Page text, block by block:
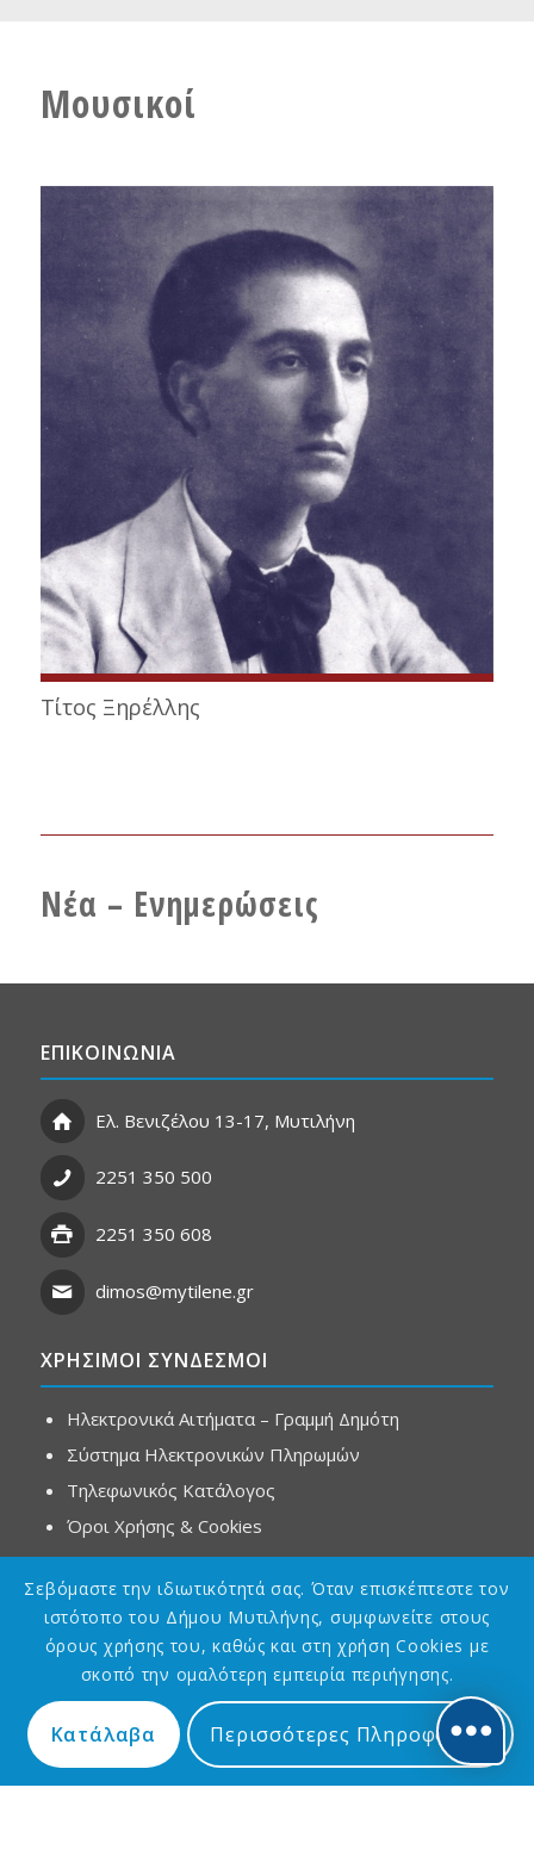
Μουσικοί
Τίτος Ξηρέλλης
Νέα – Ενημερώσεις
ΕΠΙΚΟΙΝΩΝΙΑ
Ελ. Βενιζέλου 13-17, Μυτιλήνη
2251 350 500
2251 350 608
dimos@mytilene.gr
ΧΡΗΣΙΜΟΙ ΣΥΝΔΕΣΜΟΙ
Ηλεκτρονικά Αιτήματα – Γραμμή Δημότη
Σύστημα Ηλεκτρονικών Πληρωμών
Τηλεφωνικός Κατάλογος
Όροι Χρήσης & Cookies
ΣΕΛΙΔΕΣ
Αρχική
Δημότης
Επισκέπτης
Σεβόμαστε την ιδιωτικότητά σας. Όταν επισκέπτεστε τον
ιστότοπο του Δήμου Μυτιλήνης, συμφωνείτε στους
όρους χρήσης του, καθώς και στη χρήση Cookies με
σκοπό την ομαλότερη εμπειρία περιήγησης.
Κατάλαβα Περισσότερες Πληροφορίες